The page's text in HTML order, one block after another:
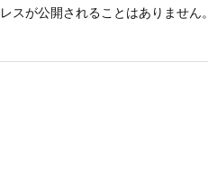
スが公開されることはありません。